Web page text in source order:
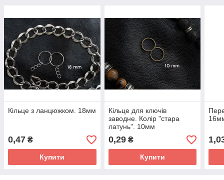
Кільце з ланцюжком. 18мм
0,47 ₴
Купити
Кільце для ключів
заводне. Колір "стара
латунь". 10мм
0,29₴
Купити